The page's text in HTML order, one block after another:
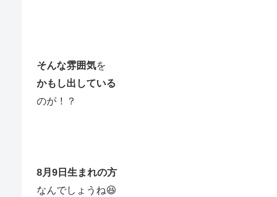
そんな雰囲気を
かもし出している
のが！？
8月9日生まれの方
なんでしょうね😆